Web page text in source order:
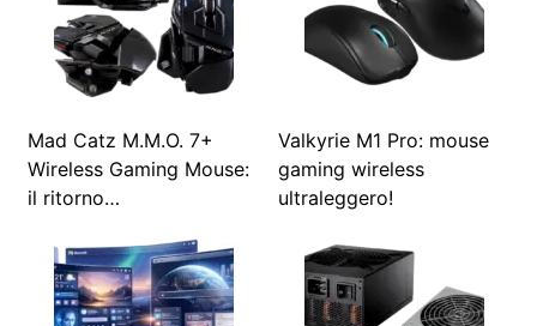
Mad Catz M.M.O. 7+
Wireless Gaming Mouse:
il ritorno…
Valkyrie M1 Pro: mouse
gaming wireless
ultraleggero!